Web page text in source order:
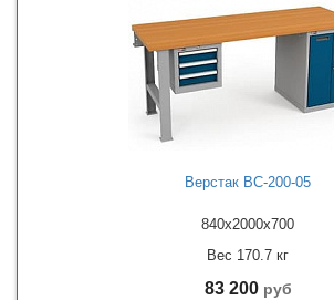
Верстак ВС-200-05
840x2000x700
Вес 170.7 кг
83 200 руб